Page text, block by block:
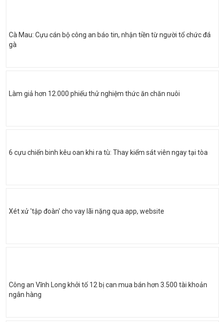
Cà Mau: Cựu cán bộ công an báo tin, nhận tiền từ người tổ chức đá
gà
Làm giả hơn 12.000 phiếu thử nghiệm thức ăn chăn nuôi
6 cựu chiến binh kêu oan khi ra tù: Thay kiểm sát viên ngay tại tòa
Xét xử 'tập đoàn' cho vay lãi nặng qua app, website
Công an Vĩnh Long khởi tố 12 bị can mua bán hơn 3.500 tài khoản
ngân hàng